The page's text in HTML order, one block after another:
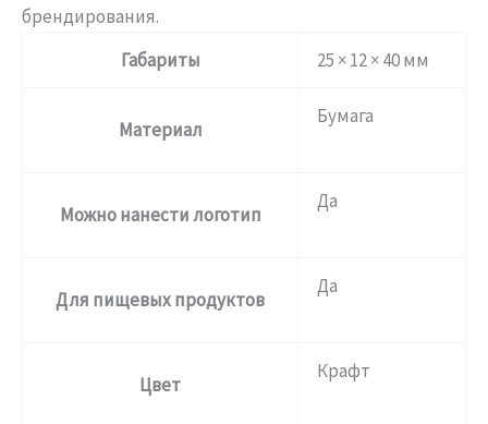
брендирования.
Габариты
25 × 12 × 40 мм
Материал
Бумага
Можно нанести логотип
Да
Для пищевых продуктов
Да
Цвет
Крафт